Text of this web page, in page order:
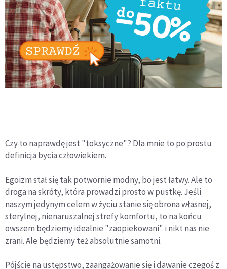
Czy to naprawdę jest "toksyczne"? Dla mnie to po prostu
definicja bycia człowiekiem.
Egoizm stał się tak potwornie modny, bo jest łatwy. Ale to
droga na skróty, która prowadzi prosto w pustkę. Jeśli
naszym jedynym celem w życiu stanie się obrona własnej,
sterylnej, nienaruszalnej strefy komfortu, to na końcu
owszem będziemy idealnie "zaopiekowani" i nikt nas nie
zrani. Ale będziemy też absolutnie samotni.
Pójście na ustępstwo, zaangażowanie się i dawanie czegoś z